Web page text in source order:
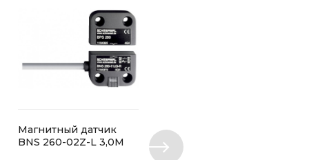
Магнитный датчик
BNS 260-02Z-L 3,0M
BNS 260-11ZG-ST-R